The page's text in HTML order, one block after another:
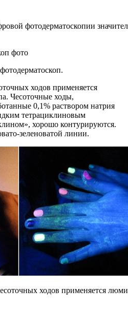
фотодерматоскопии
ходов применяется
Чесоточные ходы,
0,1% раствором натрия
тетрациклиновым
хорошо контурируются.
зеленоватой линии.
ходов применяется